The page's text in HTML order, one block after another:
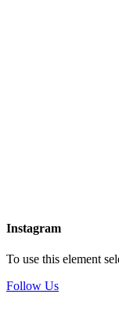
Instagram
To use this element
Follow Us